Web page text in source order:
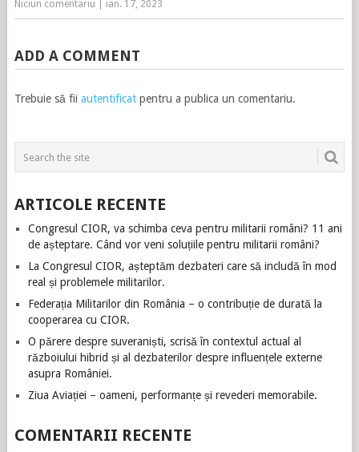
Niciun comentariu ian. 17, 2023
ADD A COMMENT
Trebuie să fii autentificatpentru a publica un comentariu.
ARTICOLE RECENTE
Congresul CIOR, va schimba ceva pentru militarii români? 11 ani
de așteptare. Când vor veni soluțiile pentru militarii români?
La Congresul CIOR, așteptăm dezbateri care să includă în mod
real și problemele militarilor.
Federația Militarilor din România – o contribuție de durată la
cooperarea cu CIOR.
O părere despre suveraniști, scrisă în contextul actual al
războiului hibrid și al dezbaterilor despre influențele externe
asupra României.
Ziua Aviației – oameni, performanțe și revederi memorabile.
COMENTARII RECENTE